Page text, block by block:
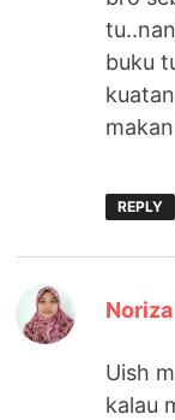
buku
REPLY
Uish
kalau